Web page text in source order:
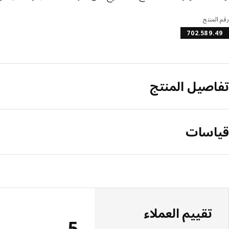
رقم المنتج
702.589.49
تفاصيل المنتج
قياسات
تقييم العملاء